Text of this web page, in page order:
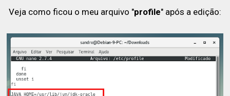
Veja como ficou o meu arquivo "profile" após a edição: